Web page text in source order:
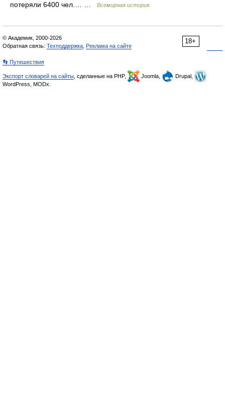
потеряли 6400 чел.… …
Всемирная история
18+
© Академик, 2000-2026
Обратная связь: Техподдержка Реклама на сайте
👣 Путешествия
Экспорт словарей на сайты , сделанные на PHP, Joomla,
Drupal,
WordPress, MODx.